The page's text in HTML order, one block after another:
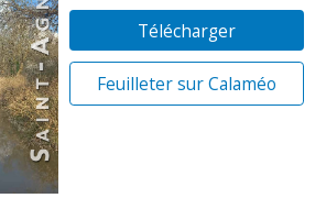
Télécharger
Feuilleter sur Calaméo